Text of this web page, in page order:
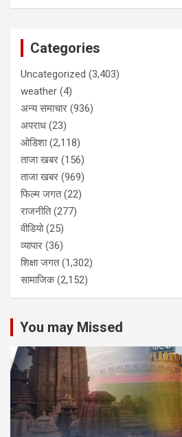
Categories
Uncategorized (3,403)
weather (4)
अन्य समाचार (936)
अपराध (23)
ओडिशा(2,118)
ताजा खबर (156)
ताजा खबर (969)
फिल्म जगत(22)
राजनीति(277)
वीडियो(25)
व्यापार (36)
शिक्षा जगत(1,302)
सामाजिक(2,152)
You may Missed